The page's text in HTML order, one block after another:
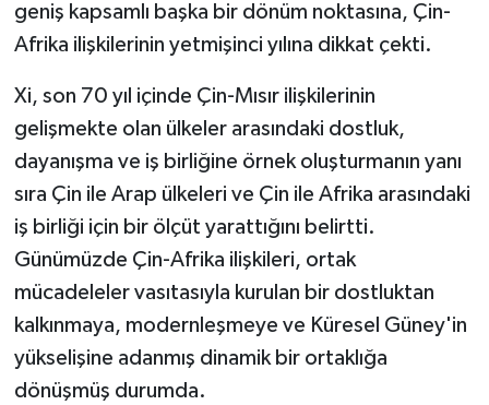
geniş kapsamlı başka bir dönüm noktasına, Çin-
Afrika ilişkilerinin yetmişinci yılına dikkat çekti.
Xi, son 70 yıl içinde Çin-Mısır ilişkilerinin
gelişmekte olan ülkeler arasındaki dostluk,
dayanışma ve iş birliğine örnek oluşturmanın yanı
sıra Çin ile Arap ülkeleri ve Çin ile Afrika arasındaki
iş birliği için bir ölçüt yarattığını belirtti.
Günümüzde Çin-Afrika ilişkileri, ortak
mücadeleler vasıtasıyla kurulan bir dostluktan
kalkınmaya, modernleşmeye ve Küresel Güney'in
yükselişine adanmış dinamik bir ortaklığa
dönüşmüş durumda.